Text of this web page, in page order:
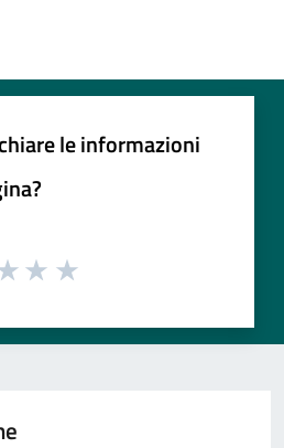
le informazioni